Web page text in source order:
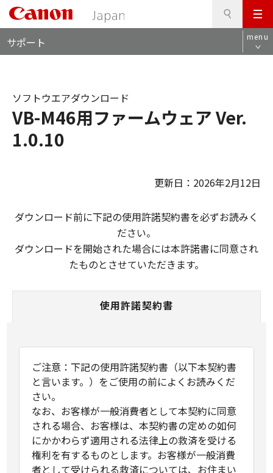
メ
ニ
ュ
サポート menu
VB-M46用ファームウェア Ver.
1.0.10
ソフトウエアダウンロード
更新日：2026年2月12日
ダウンロード前に下記の使用許諾契約書を必ずお読みく
ださい。
ダウンロードを開始された場合には本許諾書に同意され
たものとさせていただきます。
使用許諾契約書
ご注意：下記の使用許諾契約書（以下本契約書
と言います。）をご使用の前によくお読みくだ
さい。
なお、お客様が一般消費者として本契約に同意
される場合、お客様は、本契約書の定めの如何
にかかわらず適用される法律上の救済を受ける
権利を有するものとします。お客様が一般消費
者として受けられる救済については、お住まい